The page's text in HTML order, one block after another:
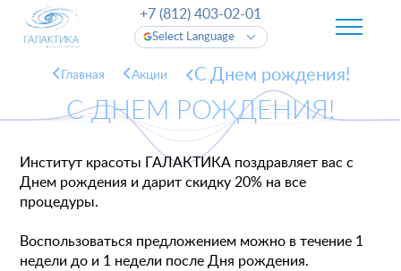
Select Language
+7 (812) 403-02-01
Главная Акции С Днем рождения!
С ДНЕМ РОЖДЕНИЯ!
Институт красоты ГАЛАКТИКА поздравляет вас с
Днем рождения и дарит скидку 20% на все
процедуры.
Воспользоваться предложением можно в течение 1
недели до и 1 недели после Дня рождения.